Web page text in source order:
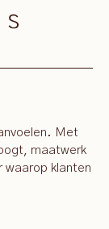
Met
maatwerk
waarop klanten